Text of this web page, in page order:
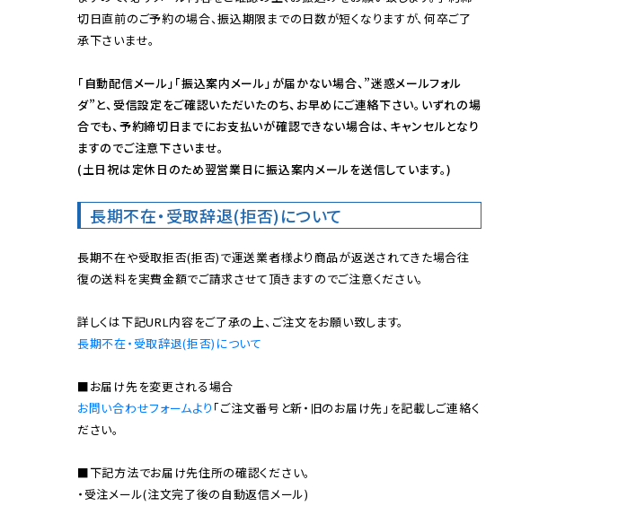
切日直前のご予約の場合、振込期限までの日数が短くなりますが、何卒ご了
承下さいませ。
「自動配信メール」「振込案内メール」が届かない場合、”迷惑メールフォル
ダ”と、受信設定をご確認いただいたのち、お早めにご連絡下さい。いずれの場
合でも、予約締切日までにお支払いが確認できない場合は、キャンセルとなり
ますのでご注意下さいませ。
(土日祝は定休日のため翌営業日に振込案内メールを送信しています。)
長期不在・受取辞退(拒否)について
長期不在や受取拒否(拒否)で運送業者様より商品が返送されてきた場合往
復の送料を実費金額でご請求させて頂きますのでご注意ください。
長期不在・受取辞退(拒否)について
お問い合わせフォームより 「ご注文番号と新・旧のお届け先」を記載しご連絡く
ださい。
■下記方法でお届け先住所の確認ください。
・受注メール(注文完了後の自動返信メール)